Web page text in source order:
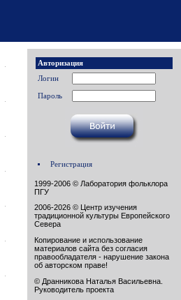
Авторизация
Логин
Пароль
Регистрация
1999-2006 © Лаборатория фольклора
ПГУ
2006-2026 © Центр изучения
традиционной культуры Европейского
Севера
Копирование и использование
материалов сайта без согласия
правообладателя - нарушение закона
об авторском праве!
© Дранникова Наталья Васильевна.
Руководитель проекта